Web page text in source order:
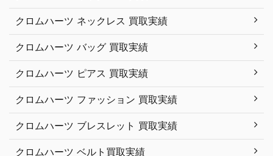
クロムハーツ ネックレス 買取実績
クロムハーツ バッグ 買取実績
クロムハーツ ピアス 買取実績
クロムハーツ ファッション 買取実績
クロムハーツ ブレスレット 買取実績
クロムハーツ ベルト買取実績